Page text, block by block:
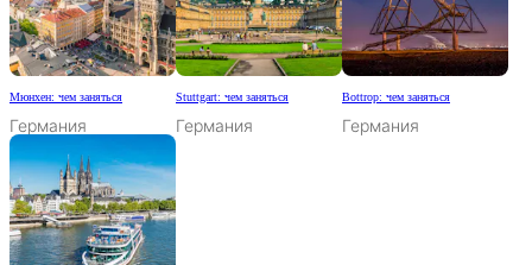
Мюнхен: чем заняться
Германия
Stuttgart: чем заняться
Германия
Bottrop: чем заняться
Германия